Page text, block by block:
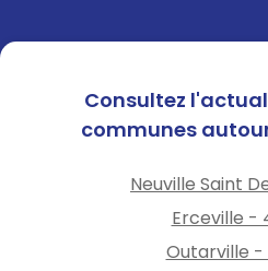
Consultez
communes
Neuville Saint
Erceville -
Outarville